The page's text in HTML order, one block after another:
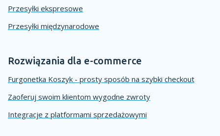
Przesyłki ekspresowe
Przesyłki międzynarodowe
Rozwiązania dla e-commerce
Furgonetka Koszyk - prosty sposób na szybki checkout
Zaoferuj swoim klientom wygodne zwroty
Integracje z platformami sprzedażowymi